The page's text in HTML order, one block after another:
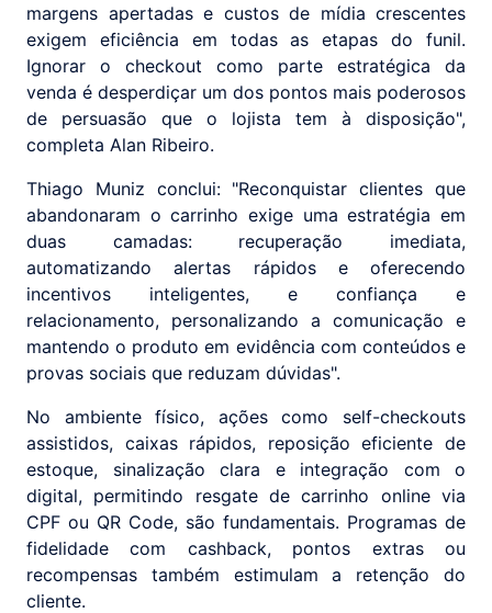
margens apertadas e custos de mídia crescentes
exigem eficiência em todas as etapas do funil.
Ignorar o checkout como parte estratégica da
venda é desperdiçar um dos pontos mais poderosos
de persuasão que o lojista tem à disposição",
completa Alan Ribeiro.
Thiago Muniz conclui: "Reconquistar clientes que
abandonaram o carrinho exige uma estratégia em
duas camadas: recuperação imediata,
automatizando alertas rápidos e oferecendo
incentivos inteligentes, e confiança e
relacionamento, personalizando a comunicação e
mantendo o produto em evidência com conteúdos e
provas sociais que reduzam dúvidas".
No ambiente físico, ações como self-checkouts
assistidos, caixas rápidos, reposição eficiente de
estoque, sinalização clara e integração com o
digital, permitindo resgate de carrinho online via
CPF ou QR Code, são fundamentais. Programas de
fidelidade com cashback, pontos extras ou
recompensas também estimulam a retenção do
cliente.